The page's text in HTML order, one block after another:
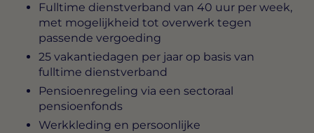
Fulltime dienstverband van 40 uur per week,
met mogelijkheid tot overwerk tegen
passende vergoeding
25 vakantiedagen per jaar op basis van
fulltime dienstverband
Pensioenregeling via een sectoraal
pensioenfonds
Werkkleding en persoonlijke